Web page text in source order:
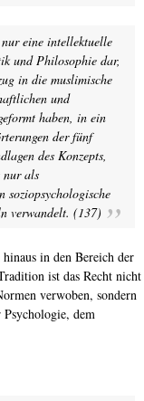
eine intellektuelle
und Philosophie dar,
in die muslimische
und
haben, in ein
der fünf
des Konzepts,
nur als
soziopsychologische
verwandelt. (137)
in den Bereich der
ist das Recht nicht
verwoben, sondern
Psychologie, dem